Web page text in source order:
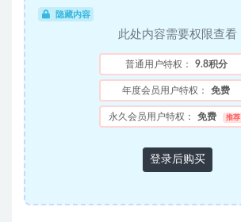
隐藏内容
此处内容需要权限查看
普通用户特权： 9.8积分
年度会员用户特权： 免费
永久会员用户特权： 免费 推荐
登录后购买